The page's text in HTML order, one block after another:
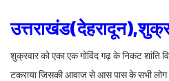
शुक्रवार को एका एक गोविंद गढ़ के निकट शांति
टकराया जिसकी आवाज से आस पास के सभी